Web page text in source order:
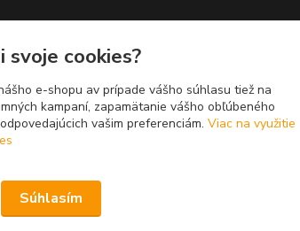
svoje cookies?
e-shopu av prípade vášho súhlasu tiež na
kampaní, zapamätanie vášho obľúbeného
vašim preferenciám. Viac na využitie
Súhlasím